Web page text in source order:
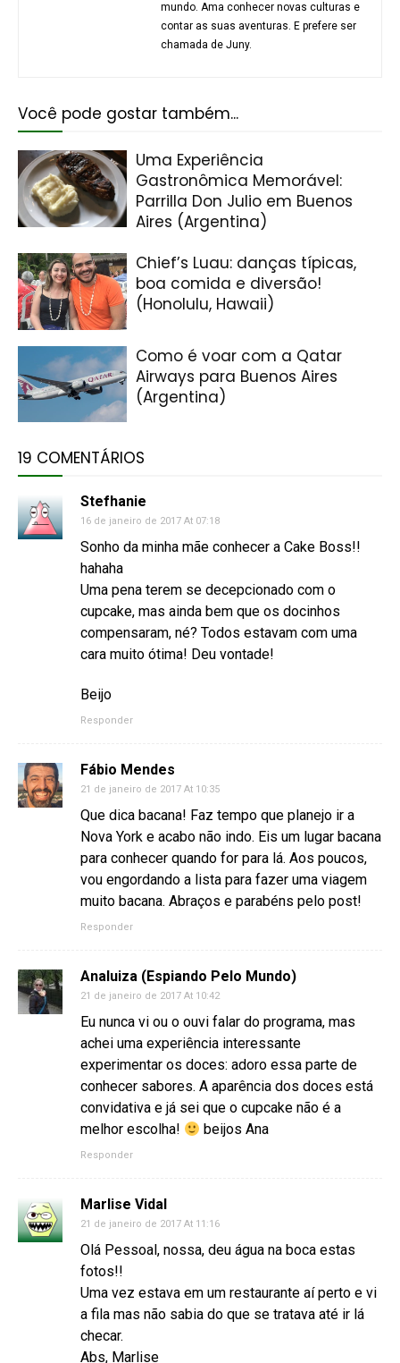
mundo. Ama conhecer novas culturas e
contar as suas aventuras. E prefere ser
chamada de Juny.
Você pode gostar também...
Uma Experiência
Gastronômica Memorável:
Parrilla Don Julio em Buenos
Aires (Argentina)
Chief’s Luau: danças típicas,
boa comida e diversão!
(Honolulu, Hawaii)
Como é voar com a Qatar
Airways para Buenos Aires
(Argentina)
19 COMENTÁRIOS
Stefhanie
16 de janeiro de 2017 At 07:18
Sonho da minha mãe conhecer a Cake Boss!!
hahaha
Uma pena terem se decepcionado com o
cupcake, mas ainda bem que os docinhos
compensaram, né? Todos estavam com uma
cara muito ótima! Deu vontade!
Beijo
Responder
Fábio Mendes
21 de janeiro de 2017 At 10:35
Que dica bacana! Faz tempo que planejo ir a
Nova York e acabo não indo. Eis um lugar bacana
para conhecer quando for para lá. Aos poucos,
vou engordando a lista para fazer uma viagem
muito bacana. Abraços e parabéns pelo post!
Responder
Analuiza (Espiando Pelo Mundo)
21 de janeiro de 2017 At 10:42
Eu nunca vi ou o ouvi falar do programa, mas
achei uma experiência interessante
experimentar os doces: adoro essa parte de
conhecer sabores. A aparência dos doces está
convidativa e já sei que o cupcake não é a
melhor escolha!
beijos Ana
Responder
Marlise Vidal
21 de janeiro de 2017 At 11:16
Olá Pessoal, nossa, deu água na boca estas
fotos!!
Uma vez estava em um restaurante aí perto e vi
a fila mas não sabia do que se tratava até ir lá
checar.
Abs, Marlise